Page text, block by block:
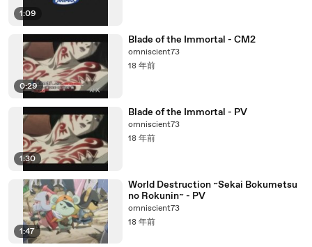
1:09
0:29
Blade of the Immortal - CM2
omniscient73
18 年前
1:30
Blade of the Immortal - PV
omniscient73
18 年前
1:47
World Destruction ~Sekai Bokumetsu
no Rokunin~ - PV
omniscient73
18 年前